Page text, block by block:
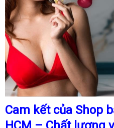
Cam kết của Shop